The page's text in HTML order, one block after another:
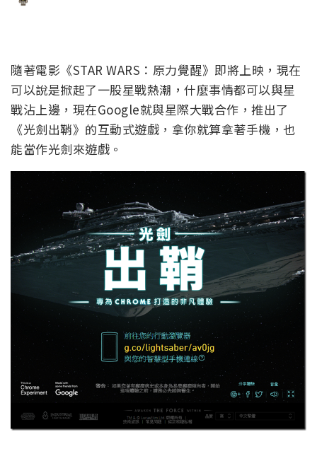
隨著電影《STAR WARS：原力覺醒》即將上映，現在
可以說是掀起了一股星戰熱潮，什麼事情都可以與星
戰沾上邊，現在Google就與星際大戰合作，推出了
《光劍出鞘》的互動式遊戲，拿你就算拿著手機，也
能當作光劍來遊戲。